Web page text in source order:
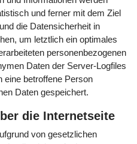
und ferner mit dem Ziel
die Datensicherheit in
um letztlich ein optimales
personenbezogenen
Daten der Server-Logfiles
eine betroffene Person
Daten gespeichert.
die Internetseite
von gesetzlichen